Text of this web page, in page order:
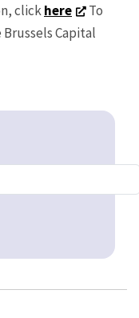
clickhere
To
Capital